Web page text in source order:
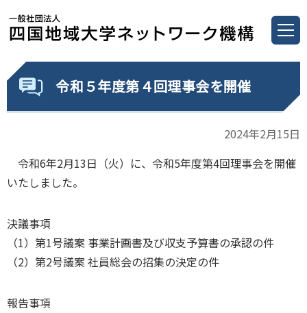
令和５年度第４回理事会を開催
2024年2月15日
令和6年2月13日（火）に、令和5年度第4回理事会を開催
いたしました。
決議事項
（1）第1号議案 事業計画書及び収支予算書の承認の件
（2）第2号議案 社員総会の招集の決定の件
報告事項